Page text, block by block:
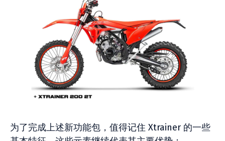
为了完成上述新功能包，值得记住 Xtrainer 的一些